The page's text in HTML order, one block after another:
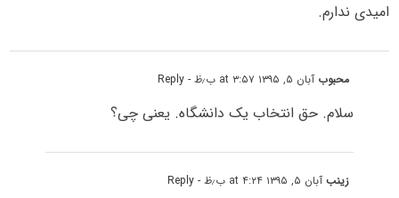
امیدی ندارم.
محبوب آبان ۵, ۱۳۹۵ at ۳:۵۷ ب٫ظ - Reply
سلام. حق انتخاب یک دانشگاه. یعنی چی؟
زینبآبان ۵, ۱۳۹۵ at ۴:۲۴ ب٫ظ - Reply